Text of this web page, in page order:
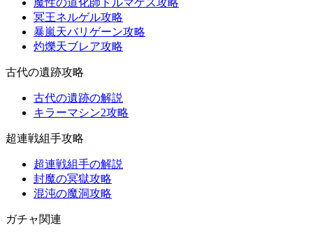
魔性の道化師ドルマゲス攻略
冥王ネルゲル攻略
暴嵐天バリゲーン攻略
灼爍天ブレア攻略
古代の遺跡攻略
古代の遺跡の解説
キラーマシン2攻略
超連戦組手攻略
超連戦組手の解説
封魔の冥獄攻略
混沌の魔洞攻略
ガチャ関連